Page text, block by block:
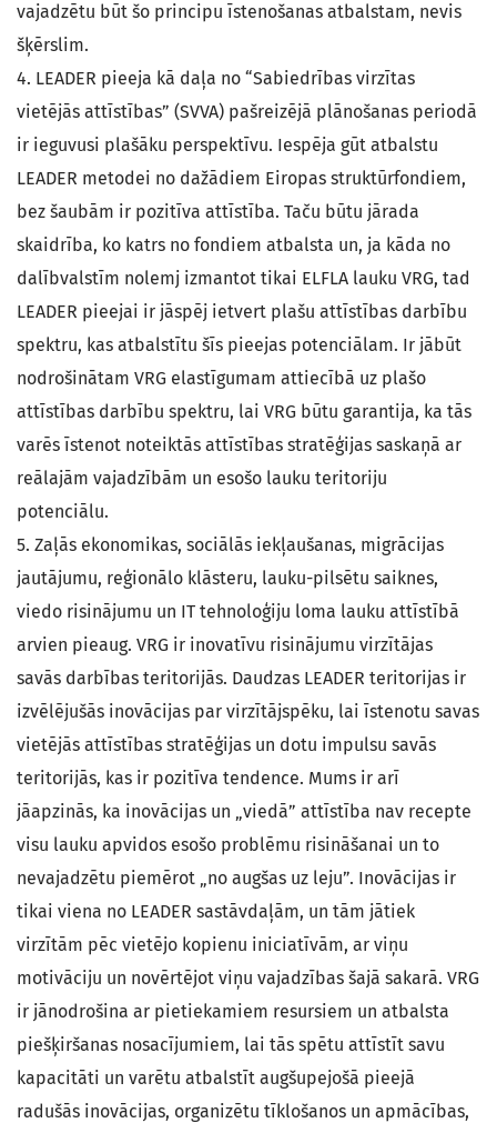
vajadzētu būt šo principu īstenošanas atbalstam, nevis
šķērslim.
4. LEADER pieeja kā daļa no “Sabiedrības virzītas
vietējās attīstības” (SVVA) pašreizējā plānošanas periodā
ir ieguvusi plašāku perspektīvu. Iespēja gūt atbalstu
LEADER metodei no dažādiem Eiropas struktūrfondiem,
bez šaubām ir pozitīva attīstība. Taču būtu jārada
skaidrība, ko katrs no fondiem atbalsta un, ja kāda no
dalībvalstīm nolemj izmantot tikai ELFLA lauku VRG, tad
LEADER pieejai ir jāspēj ietvert plašu attīstības darbību
spektru, kas atbalstītu šīs pieejas potenciālam. Ir jābūt
nodrošinātam VRG elastīgumam attiecībā uz plašo
attīstības darbību spektru, lai VRG būtu garantija, ka tās
varēs īstenot noteiktās attīstības stratēģijas saskaņā ar
reālajām vajadzībām un esošo lauku teritoriju
potenciālu.
5. Zaļās ekonomikas, sociālās iekļaušanas, migrācijas
jautājumu, reģionālo klāsteru, lauku-pilsētu saiknes,
viedo risinājumu un IT tehnoloģiju loma lauku attīstībā
arvien pieaug. VRG ir inovatīvu risinājumu virzītājas
savās darbības teritorijās. Daudzas LEADER teritorijas ir
izvēlējušās inovācijas par virzītājspēku, lai īstenotu savas
vietējās attīstības stratēģijas un dotu impulsu savās
teritorijās, kas ir pozitīva tendence. Mums ir arī
jāapzinās, ka inovācijas un „viedā” attīstība nav recepte
visu lauku apvidos esošo problēmu risināšanai un to
nevajadzētu piemērot „no augšas uz leju”. Inovācijas ir
tikai viena no LEADER sastāvdaļām, un tām jātiek
virzītām pēc vietējo kopienu iniciatīvām, ar viņu
motivāciju un novērtējot viņu vajadzības šajā sakarā. VRG
ir jānodrošina ar pietiekamiem resursiem un atbalsta
piešķiršanas nosacījumiem, lai tās spētu attīstīt savu
kapacitāti un varētu atbalstīt augšupejošā pieejā
radušās inovācijas, organizētu tīklošanos un apmācības,